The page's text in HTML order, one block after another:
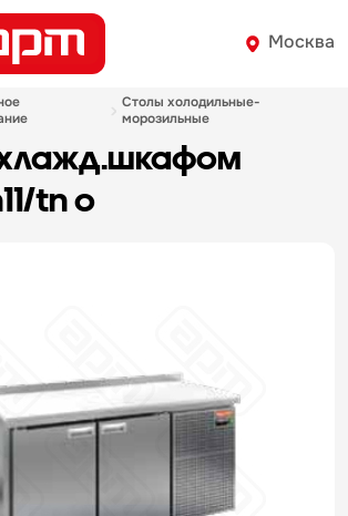
Москва
столы холодильные-
морозильные
tn o